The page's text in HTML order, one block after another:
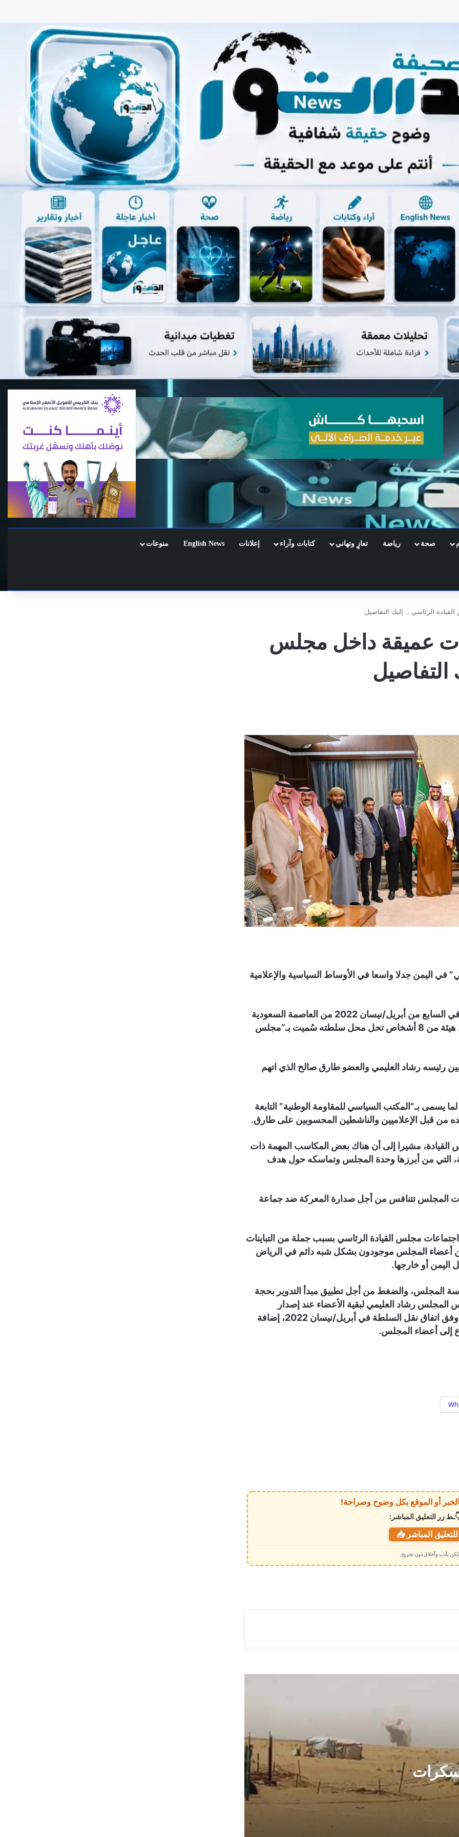
صحة رياضة تعازٍ وتهاني كتابات وآراء إعلانات English News منوعات
الرئاسي .. إليك التفاصيل
عميقة داخل مجلس
التفاصيل
اليمن جدلا واسعا في الأوساط السياسية والإعلامية
وكان الرئيس اليمني عبد ربه منصور هادي قد أعلن في السابع من أبريل/نيسان 2022 من العاصمة السعودية
الرياض حيث كان يقيم، تخليه عن السلطة، وتشكيل هيئة من 8 أشخاص تحل محل سلطته سُميت بـ”مجلس
رئيسه رشاد العليمي والعضو طارق صالح الذي اتهم
يسمى بـ”المكتب السياسي للمقاومة الوطنية” التابعة
قبل الإعلاميين والناشطين المحسوبين على طارق.
مشيرا إلى أن هناك بعض المكاسب المهمة ذات
التي من أبرزها وحدة المجلس وتماسكه حول هدف
المجلس تتنافس من أجل صدارة المعركة ضد جماعة
مجلس القيادة الرئاسي بسبب جملة من التباينات
بين أعضاء المجلس، مشيرة إلى أن 6 من أعضاء المجلس موجودون بشكل شبه دائم في الرياض
أو خارجها.
المجلس، والضغط من أجل تطبيق مبدأ التدوير بحجة
رشاد العليمي لبقية الأعضاء عند إصدار
القرارات أو عقد الاجتماعات مع الهيئات المستحدثة وفق اتفاق نقل السلطة في أبريل/نيسان 2022، إضافة
إلى أعضاء المجلس.
زر التعليق المباشر:
المباشر 📥
بأدب وأخلاق دون تجريح.
تحرير صنعاء
القاهرة تكشف حصيلة ضخمة لاسترداد
أراضي الدولة والأموال المتأخرة
تحركات عسكرية مقلقة .. الحوثيون يدفعون
بصواريخ وأسلحة ثقيلة نحو البحر الأحمر